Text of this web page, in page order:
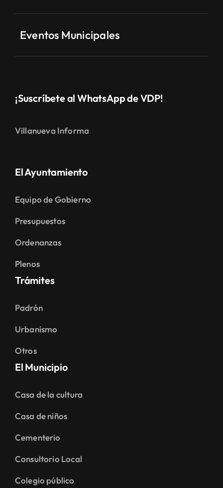
Eventos Municipales
¡Suscríbete al WhatsApp de VDP!
Villanueva Informa
El Ayuntamiento
Equipo de Gobierno
Presupuestos
Ordenanzas
Plenos
Trámites
Padrón
Urbanismo
Otros
El Municipio
Casa de la cultura
Casa de niños
Cementerio
Consultorio Local
Colegio público